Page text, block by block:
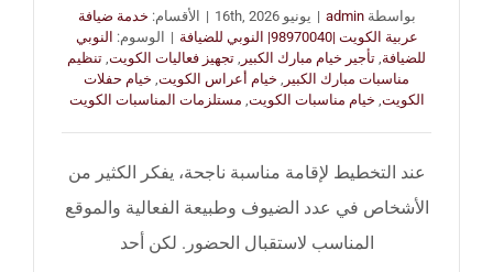
بواسطةadmin
| يونيو 16th, 2026 | الأقسام: خدمة ضيافة
عربية الكويت |98970040| النوبي للضيافة
| الوسوم: النوبي
للضيافة تأجير خيام مبارك الكبير تجهيز فعاليات الكويت تنظيم
مناسبات مبارك الكبير
خيام أعراس الكويت خيام حفلات
الكويت خيام مناسبات الكويت مستلزمات المناسبات الكويت
عند التخطيط لإقامة مناسبة ناجحة، يفكر الكثير من
الأشخاص في عدد الضيوف وطبيعة الفعالية والموقع
المناسب لاستقبال الحضور. لكن أحد